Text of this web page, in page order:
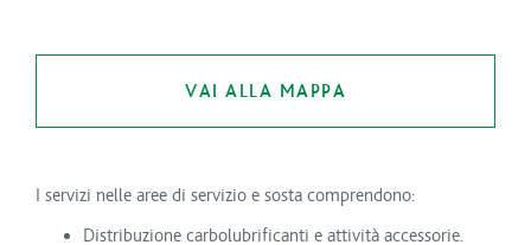
VAI ALLA MAPPA
I servizi nelle aree di servizio e sosta comprendono:
Distribuzione carbolubrificanti e attività accessorie.